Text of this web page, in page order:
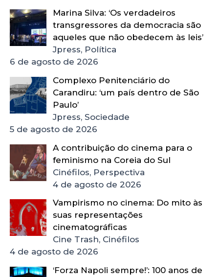
Marina Silva: ‘Os verdadeiros
transgressores da democracia são
aqueles que não obedecem às leis’
Jpress, Política
6 de agosto de 2026
Complexo Penitenciário do
Carandiru: ‘um país dentro de São
Paulo’
Jpress, Sociedade
5 de agosto de 2026
A contribuição do cinema para o
feminismo na Coreia do Sul
Cinéfilos, Perspectiva
4 de agosto de 2026
Vampirismo no cinema: Do mito às
suas representações
cinematográficas
Cine Trash, Cinéfilos
4 de agosto de 2026
‘Forza Napoli sempre!’: 100 anos de